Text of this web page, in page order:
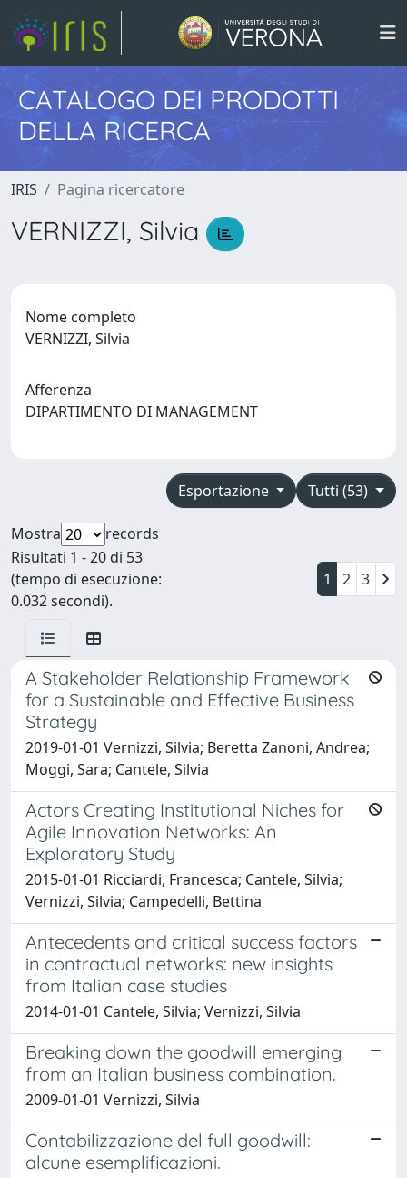
CATALOGO DEI PRODOTTI
DELLA RICERCA
IRIS Pagina ricercatore
VERNIZZI, Silvia
Nome completo
VERNIZZI, Silvia
Afferenza
DIPARTIMENTO DI MANAGEMENT
Tutti (53)
Esportazione
Mostra
records
Risultati 1 - 20 di 53
(tempo di esecuzione:
0.032 secondi).
1 2 3
A Stakeholder Relationship Framework
for a Sustainable and Effective Business
Strategy
2019-01-01 Vernizzi, Silvia; Beretta Zanoni, Andrea;
Moggi, Sara; Cantele, Silvia
Actors Creating Institutional Niches for
Agile Innovation Networks: An
Exploratory Study
2015-01-01 Ricciardi, Francesca; Cantele, Silvia;
Vernizzi, Silvia; Campedelli, Bettina
Antecedents and critical success factors
in contractual networks: new insights
from Italian case studies
2014-01-01 Cantele, Silvia; Vernizzi, Silvia
Breaking down the goodwill emerging
from an Italian business combination.
2009-01-01 Vernizzi, Silvia
Contabilizzazione del full goodwill:
alcune esemplificazioni.